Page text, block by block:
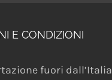
E CONDIZIONI
fuori dall’Italia